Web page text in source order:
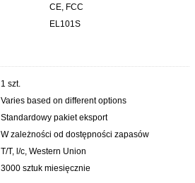
CE, FCC
EL101S
1 szt.
Varies based on different options
Standardowy pakiet eksport
W zależności od dostępności zapasów
T/T, l/c, Western Union
3000 sztuk miesięcznie